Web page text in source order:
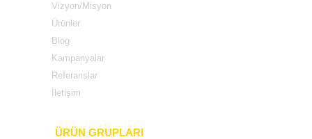
Vizyon/Misyon
Ürünler
Blog
Kampanyalar
Referanslar
İletişim
ÜRÜN GRUPLARI